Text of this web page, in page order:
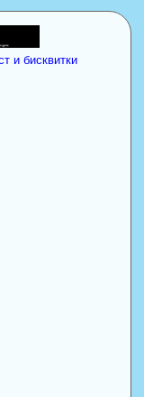
и бисквитки